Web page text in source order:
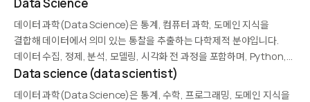
품질 향상 등에 활용됩니다.
데이터 과학(Data Science)은 통계, 컴퓨터 과학, 도메인 지식을
결합해 데이터에서 의미 있는 통찰을 추출하는 다학제적 분야입니다.
데이터 수집, 정제, 분석, 모델링, 시각화 전 과정을 포함하며, Python,
R, SQL, 머신러닝 프레임워크가 주요 도구입니다. 비즈니스 의사결정,
과학 연구, 제품 개발에 광범위하게 적용됩니다.
Data science (data scientist)
데이터 과학(Data Science)은 통계, 수학, 프로그래밍, 도메인 지식을